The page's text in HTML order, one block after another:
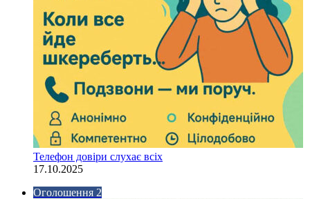
Телефон довіри слухає всіх
17.10.2025
Оголошення 2